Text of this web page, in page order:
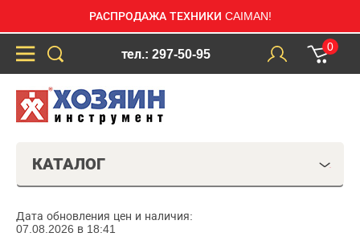
РАСПРОДАЖА ТЕХНИКИ CAIMAN!
тел.: 297-50-95
0
КАТАЛОГ
Дата обновления цен и наличия:
07.08.2026 в 18:41